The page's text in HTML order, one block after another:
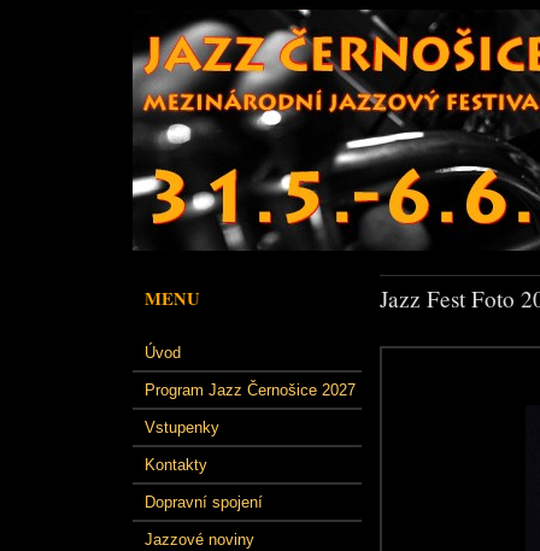
MENU
Úvod
Program Jazz Černošice 2027
Vstupenky
Kontakty
Dopravní spojení
Jazzové noviny
Jazz Fest Foto